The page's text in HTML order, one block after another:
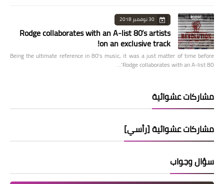
30 نوفمبر 2018
Rodge collaborates with an A-list 80’s artists
on an exclusive track!
Being the ultimate reference in 80’s music, it was a just matter of time before
Rodge collaborates with an A-list 80’…
مشاركات عشوائية
مشاركات عشوائية [رأسي]
سؤال وجواب